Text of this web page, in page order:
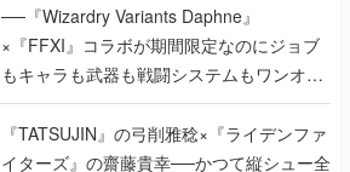
──『Wizardry Variants Daphne』
×『FFXI』コラボが期間限定なのにジョブ
もキャラも武器も戦闘システムもワンオフ
で作り込まれた理由を両ディレクターに聞
く
『TATSUJIN』の弓削雅稔×『ライデンファ
イターズ』の齋藤貴幸──かつて縦シュー全